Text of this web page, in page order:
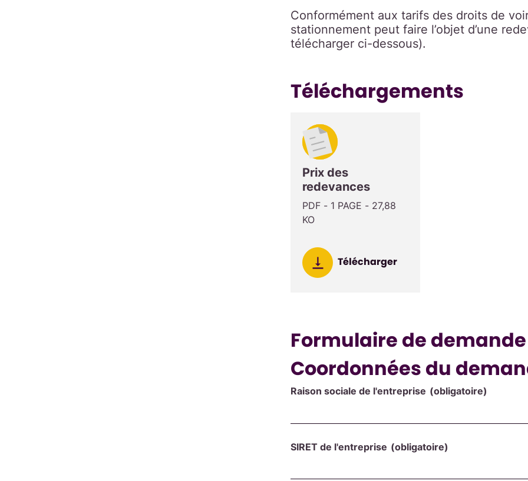
Conformément aux tarifs des droits de
stationnement peut faire l’objet d’une
télécharger ci-dessous).
Téléchargements
Prix des
redevances
PDF - 1 PAGE - 27,88
KO
Télécharger
Formulaire de
Coordonnées du
Raison sociale de l'entreprise (obligatoire)
SIRET de l'entreprise (obligatoire)